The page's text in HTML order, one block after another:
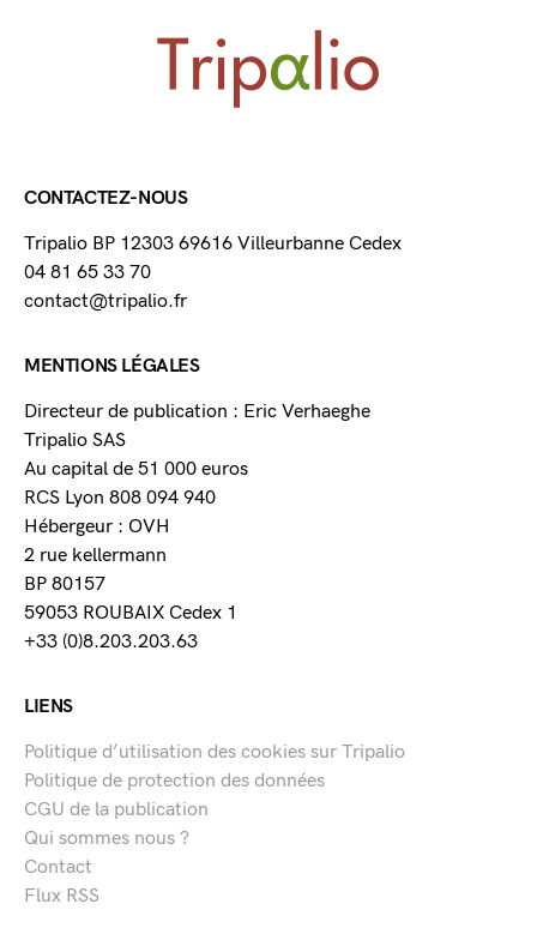
CONTACTEZ-NOUS
Tripalio BP 12303 69616 Villeurbanne Cedex
04 81 65 33 70
contact@tripalio.fr
MENTIONS LÉGALES
Directeur de publication : Eric Verhaeghe
Tripalio SAS
Au capital de 51 000 euros
RCS Lyon 808 094 940
Hébergeur : OVH
2 rue kellermann
BP 80157
59053 ROUBAIX Cedex 1
+33 (0)8.203.203.63
LIENS
Politique d’utilisation des cookies sur Tripalio
Politique de protection des données
CGU de la publication
Qui sommes nous ?
Contact
Flux RSS